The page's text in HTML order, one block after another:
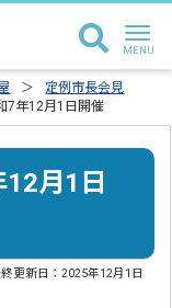
定例市長会見
7年12月1日開催
月1日
更新日：2025年12月1日